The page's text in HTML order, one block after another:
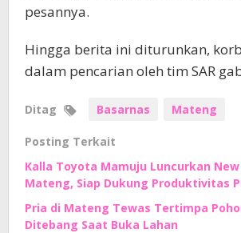
pesannya.
Hingga berita ini diturunkan,
dalam pencarian oleh tim SAR
Ditag Basarnas Mateng
Posting Terkait
Kalla Toyota Mamuju Luncurkan New
Mateng, Siap Dukung Produktivitas
Pria di Mateng Tewas Tertimpa
Ditebang Saat Buka Lahan